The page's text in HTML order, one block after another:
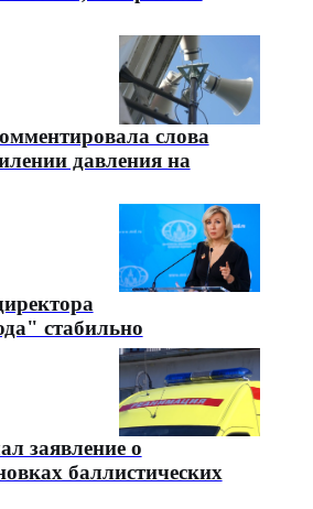
слова
давления на
стабильно
заявление о
баллистических